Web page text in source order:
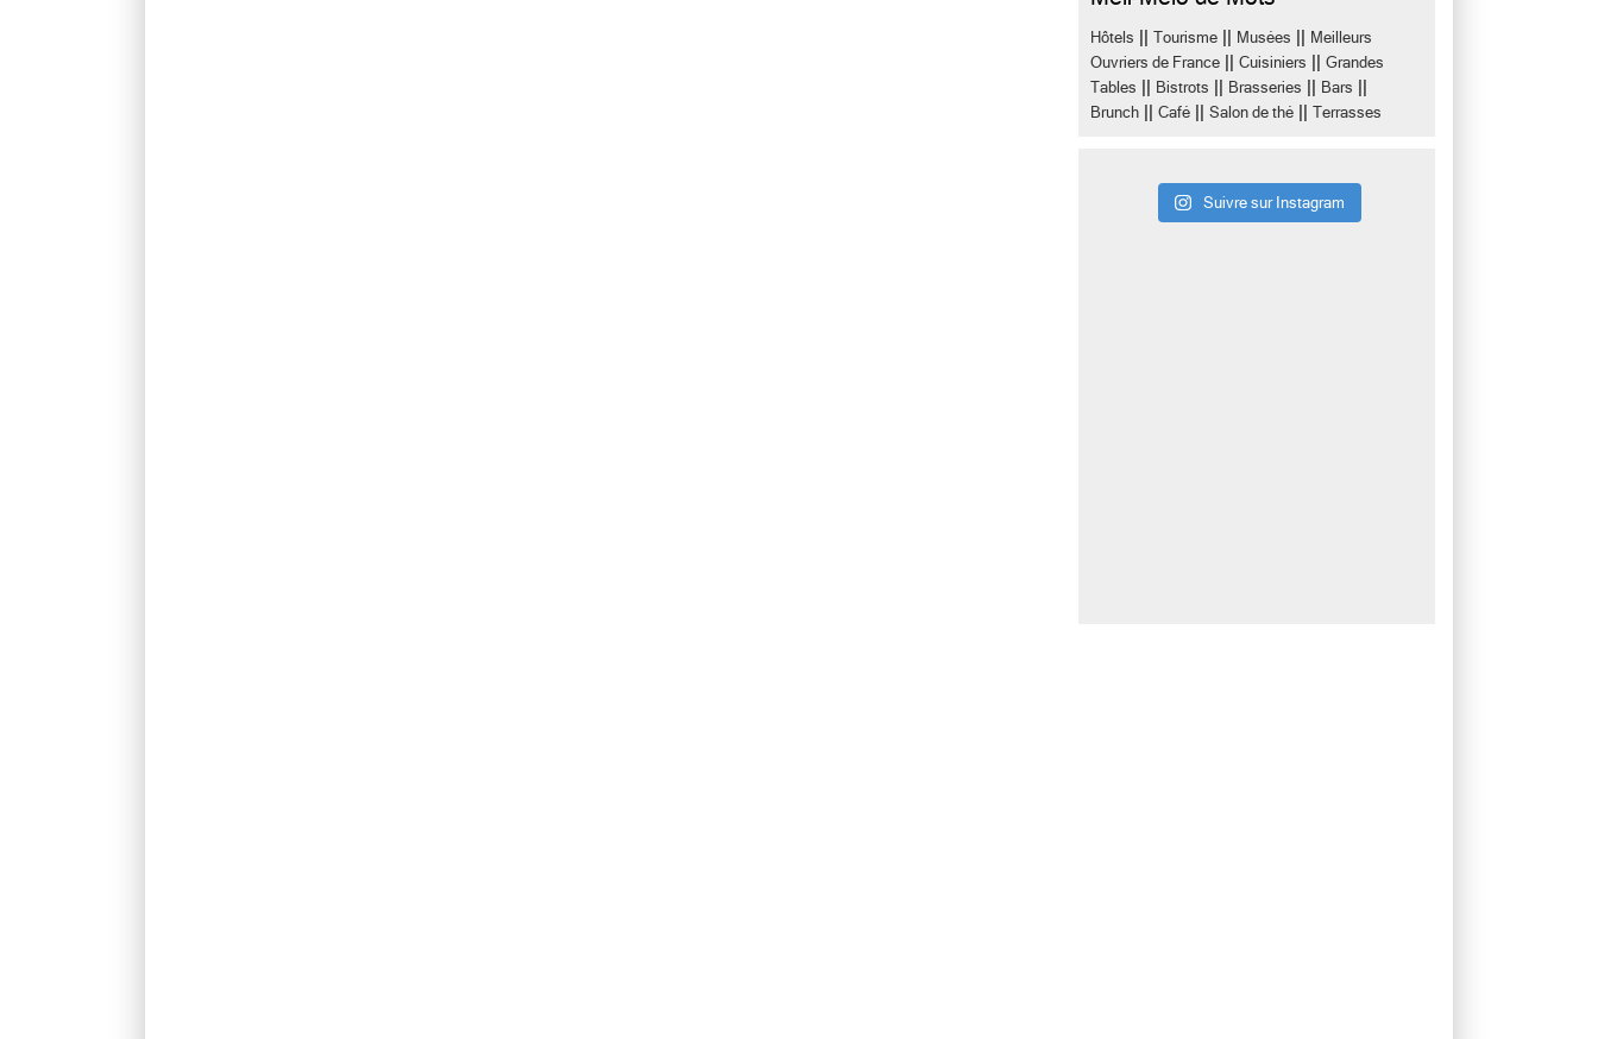
Hôtels Tourisme Musées
Meilleurs
Ouvriers de France
Cuisiniers
Grandes
Tables
Bistrots Brasseries Bars
Brunch Café Salon de thé Terrasses
Suivre sur Instagram